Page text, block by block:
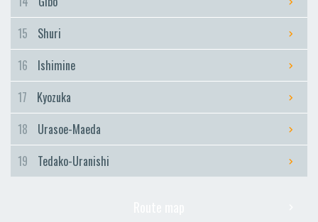
Tedako-Uranishi
15
Shuri
16
Ishimine
17
Kyozuka
18
Urasoe-Maeda
19
Tedako-Uranishi